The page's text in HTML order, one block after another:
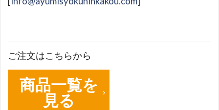
ご注文はこちらから
商品一覧を
見る